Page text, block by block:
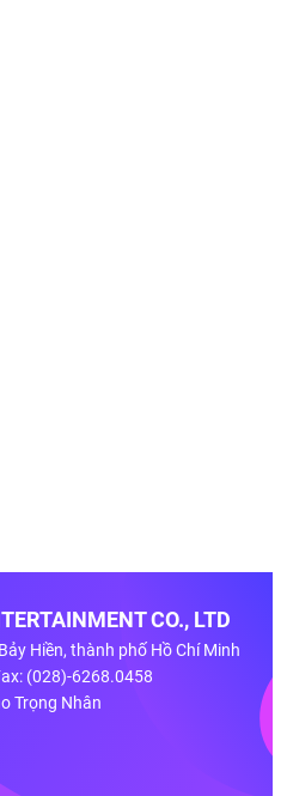
CO., LTD
Hiền, thành phố Hồ Chí Minh
(028)-6268.0458
Trọng Nhân